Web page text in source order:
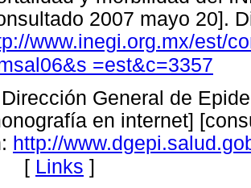
2007 mayo 20].
www.inegi.org.mx/est/
=est&c=3357
General de
en internet]
http://
Links ]